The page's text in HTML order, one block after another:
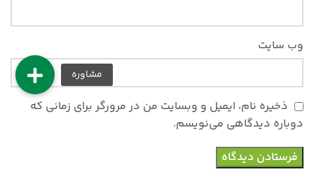
وب‌ سایت
ذخیره نام، ایمیل و وبسایت من در مرورگر برای زمانی که
دوباره دیدگاهی می‌نویسم.